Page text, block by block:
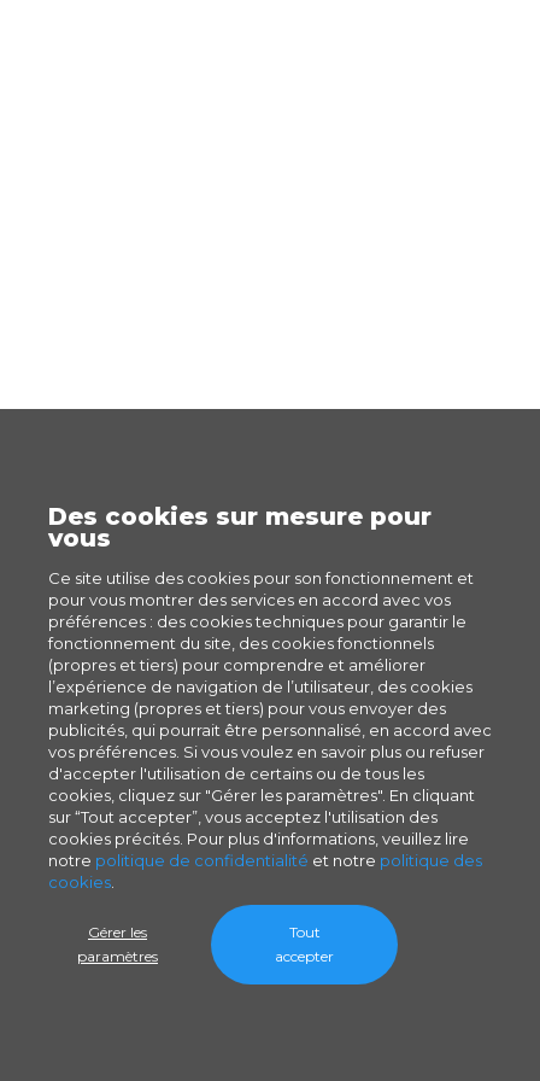
Des cookies sur mesure pour
vous
Ce site utilise des cookies pour son fonctionnement et
pour vous montrer des services en accord avec vos
préférences : des cookies techniques pour garantir le
fonctionnement du site, des cookies fonctionnels
(propres et tiers) pour comprendre et améliorer
l’expérience de navigation de l’utilisateur, des cookies
marketing (propres et tiers) pour vous envoyer des
publicités, qui pourrait être personnalisé, en accord avec
vos préférences. Si vous voulez en savoir plus ou refuser
d'accepter l'utilisation de certains ou de tous les
cookies, cliquez sur "Gérer les paramètres". En cliquant
sur “Tout accepter”, vous acceptez l'utilisation des
cookies précités. Pour plus d'informations, veuillez lire
notre politique de confidentialité et notre politique des
cookies
Gérer les
paramètres
Tout
accepter